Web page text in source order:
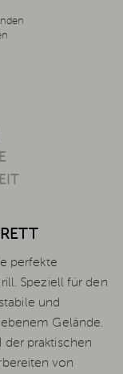
perfekte
Speziell für den
und
Gelände.
der praktischen
von